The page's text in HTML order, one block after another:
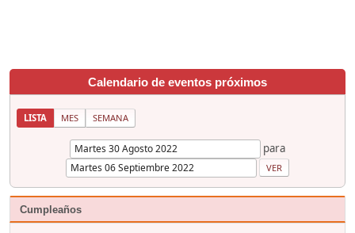
Calendario de eventos próximos
LISTA MES SEMANA
para
Cumpleaños